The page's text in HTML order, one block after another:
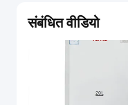
संबंधित वीडियो